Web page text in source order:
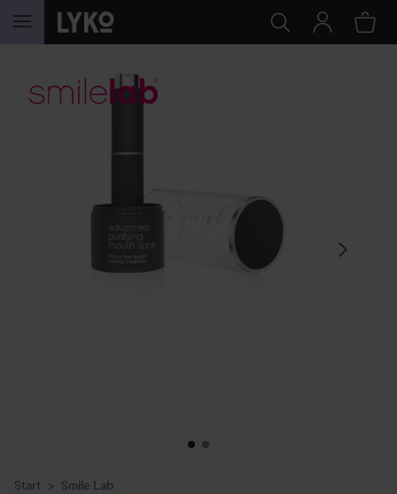
HOPPA TILL INNEHÅLLET
HOPPA ÖVER SEKTIONEN
Start Smile Lab